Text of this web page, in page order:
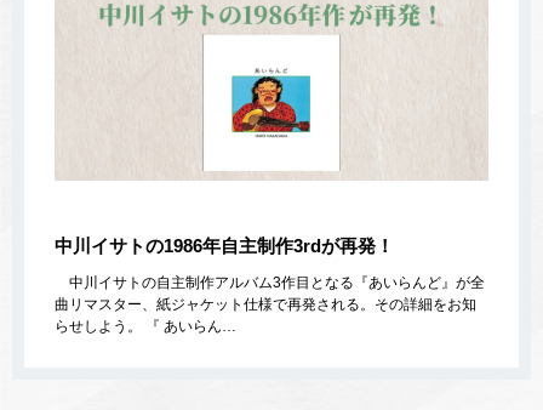
中川イサトの1986年自主制作3rdが再発！
中川イサトの自主制作アルバム3作目となる『あいらんど』が全
曲リマスター、紙ジャケット仕様で再発される。その詳細をお知
らせしよう。 『 あいらん…